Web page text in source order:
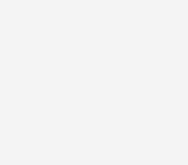
hält umfangreiche Schnappschüsse
des 20. Deutschen